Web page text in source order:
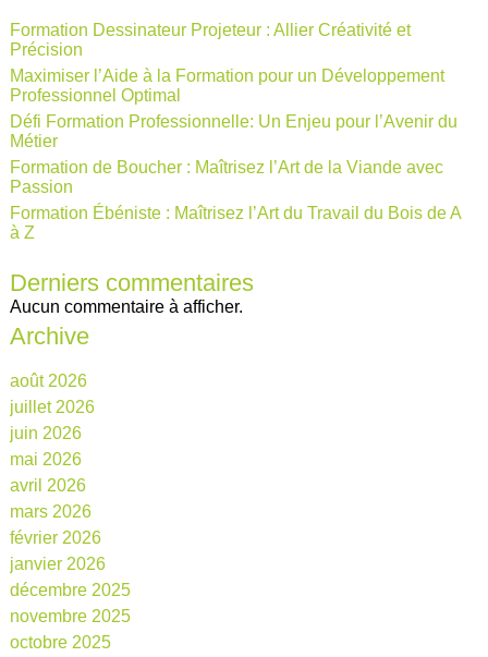
Formation Dessinateur Projeteur : Allier Créativité et
Précision
Maximiser l’Aide à la Formation pour un Développement
Professionnel Optimal
Défi Formation Professionnelle: Un Enjeu pour l’Avenir du
Métier
Formation de Boucher : Maîtrisez l’Art de la Viande avec
Passion
Formation Ébéniste : Maîtrisez l’Art du Travail du Bois de A
à Z
Derniers commentaires
Aucun commentaire à afficher.
Archive
août 2026
juillet 2026
juin 2026
mai 2026
avril 2026
mars 2026
février 2026
janvier 2026
décembre 2025
novembre 2025
octobre 2025